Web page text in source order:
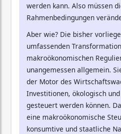
werden kann. Also müssen
Rahmenbedingungen
Aber wie? Die bisher
umfassenden
makroökonomischen
unangemessen allgemein.
der Motor des
Investitionen, ökologisch
gesteuert werden können.
eine makroökonomische
konsumtive und staatliche